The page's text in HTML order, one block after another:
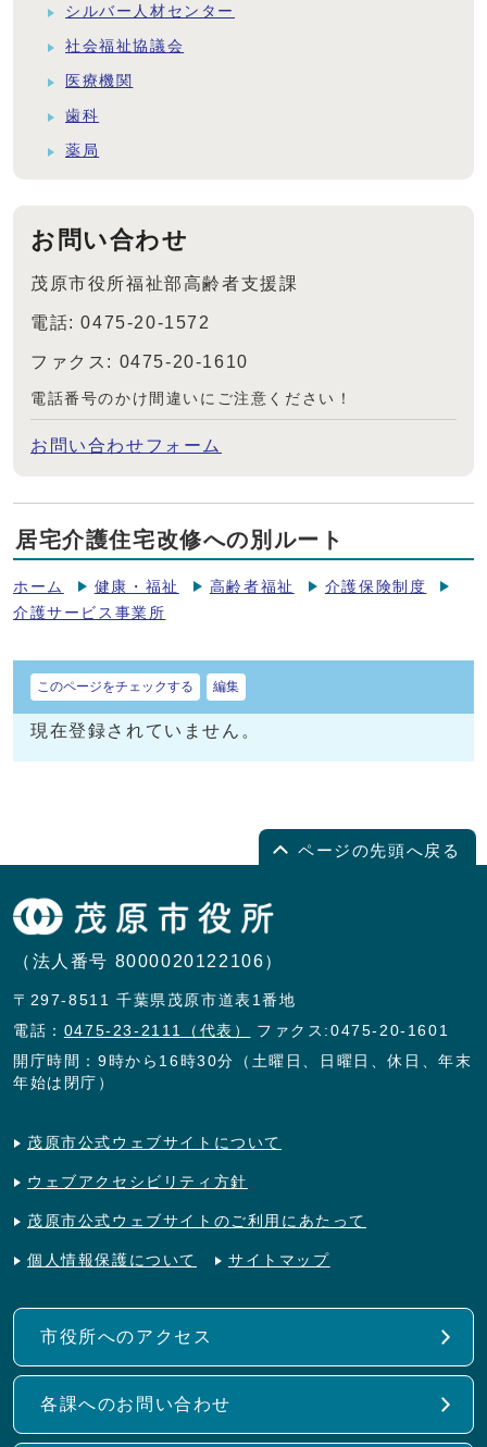
シルバー人材センター
社会福祉協議会
医療機関
歯科
薬局
お問い合わせ
茂原市役所福祉部高齢者支援課
電話: 0475-20-1572
ファクス: 0475-20-1610
電話番号のかけ間違いにご注意ください！
お問い合わせフォーム
居宅介護住宅改修への別ルート
ホーム 健康・福祉 高齢者福祉
介護保険制度
介護サービス事業所
このページをチェックする 編集
現在登録されていません。
ページの先頭へ戻る
（法人番号 8000020122106）
〒297-8511 千葉県茂原市道表1番地
電話： 0475-23-2111（代表）
ファクス:0475-20-1601
開庁時間：9時から16時30分（土曜日、日曜日、休日、年末
年始は閉庁）
茂原市公式ウェブサイトについて
ウェブアクセシビリティ方針
茂原市公式ウェブサイトのご利用にあたって
個人情報保護について サイトマップ
市役所へのアクセス
各課へのお問い合わせ